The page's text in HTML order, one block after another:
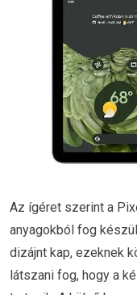
Az ígéret szerint a
anyagokból fog
dizájnt kap, ezeknek
látszani fog, hogy a